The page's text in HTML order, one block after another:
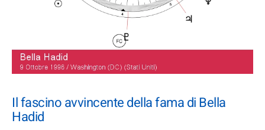
Il fascino avvincente della fama di Bella
Hadid